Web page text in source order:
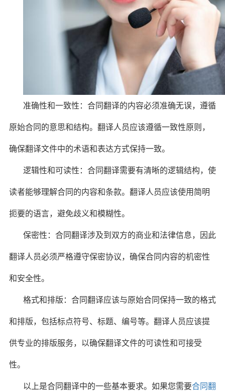
准确性和一致性：合同翻译的内容必须准确无误，遵循
原始合同的意思和结构。翻译人员应该遵循一致性原则，
确保翻译文件中的术语和表达方式保持一致。
逻辑性和可读性：合同翻译需要有清晰的逻辑结构，使
读者能够理解合同的内容和条款。翻译人员应该使用简明
扼要的语言，避免歧义和模糊性。
保密性：合同翻译涉及到双方的商业和法律信息，因此
翻译人员必须严格遵守保密协议，确保合同内容的机密性
和安全性。
格式和排版：合同翻译应该与原始合同保持一致的格式
和排版，包括标点符号、标题、编号等。翻译人员应该提
供专业的排版服务，以确保翻译文件的可读性和可接受
性。
以上是合同翻译中的一些基本要求。如果您需要合同翻